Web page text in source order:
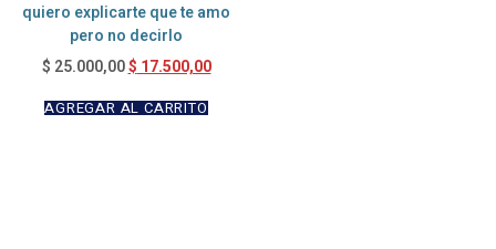
quiero explicarte que te amo
pero no decirlo
$ 25.000,00$17.500,00
AGREGAR AL CARRITO